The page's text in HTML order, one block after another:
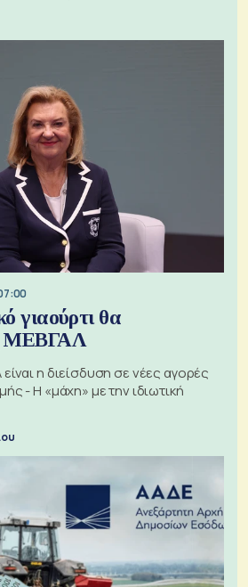
γιαούρτι θα
ΜΕΒΓΑΛ
η διείσδυση σε νέες αγορές
- Η «μάχη» με την ιδιωτική